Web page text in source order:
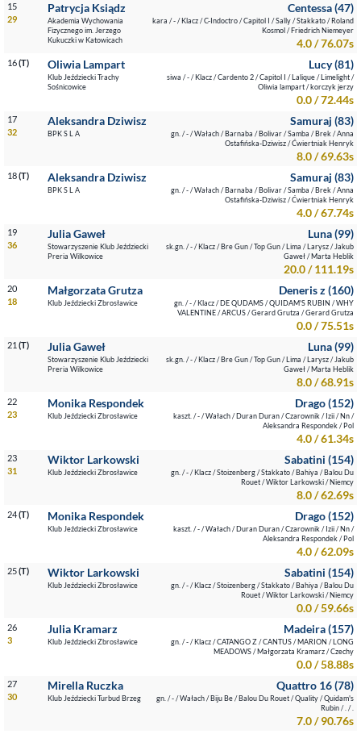
15
29
Patrycja Ksiądz
Akademia Wychowania
Fizycznego im. Jerzego
Kukuczki w Katowicach
Centessa (47)
kara / - / Klacz / C-Indoctro / Capitol I / Sally / Stakkato / Roland
Kosmol / Friedrich Niemeyer
4.0 / 76.07s
16(T) Oliwia Lampart
Klub Jeździecki Trachy
Sośnicowice
Lucy (81)
siwa / - / Klacz / Cardento 2 / Capitol I / Lalique / Limelight /
Oliwia lampart / korczyk jerzy
0.0 / 72.44s
17
32
Aleksandra Dziwisz
BPK S L A
Samuraj (83)
gn. / - / Wałach / Barnaba / Bolivar / Samba / Brek / Anna
Ostafińska-Dziwisz / Ćwiertniak Henryk
8.0 / 69.63s
18(T) Aleksandra Dziwisz
BPK S L A
Samuraj (83)
gn. / - / Wałach / Barnaba / Bolivar / Samba / Brek / Anna
Ostafińska-Dziwisz / Ćwiertniak Henryk
4.0 / 67.74s
19
36
Julia Gaweł
Stowarzyszenie Klub Jeździecki
Preria Wilkowice
Luna (99)
sk.gn. / - / Klacz / Bre Gun / Top Gun / Lima / Larysz / Jakub
Gaweł / Marta Heblik
20.0 / 111.19s
20
18
Małgorzata Grutza
Klub Jeździecki Zbrosławice
Deneris z (160)
gn. / - / Klacz / DE QUDAMS / QUIDAM'S RUBIN / WHY
VALENTINE / ARCUS / Gerard Grutza / Gerard Grutza
0.0 / 75.51s
21 (T) Julia Gaweł
Stowarzyszenie Klub Jeździecki
Preria Wilkowice
Luna (99)
sk.gn. / - / Klacz / Bre Gun / Top Gun / Lima / Larysz / Jakub
Gaweł / Marta Heblik
8.0 / 68.91s
22
23
Monika Respondek
Klub Jeździecki Zbrosławice
Drago (152)
kaszt. / - / Wałach / Duran Duran / Czarownik / Izii / Nn /
Aleksandra Respondek / Pol
4.0 / 61.34s
23
31
Wiktor Larkowski
Klub Jeździecki Zbrosławice
Sabatini (154)
gn. / - / Klacz / Stoizenberg / Stakkato / Bahiya / Balou Du
Rouet / Wiktor Larkowski / Niemcy
8.0 / 62.69s
24(T) Monika Respondek
Klub Jeździecki Zbrosławice
Drago (152)
kaszt. / - / Wałach / Duran Duran / Czarownik / Izii / Nn /
Aleksandra Respondek / Pol
4.0 / 62.09s
25(T) Wiktor Larkowski
Klub Jeździecki Zbrosławice
Sabatini (154)
gn. / - / Klacz / Stoizenberg / Stakkato / Bahiya / Balou Du
Rouet / Wiktor Larkowski / Niemcy
0.0 / 59.66s
26
3
Julia Kramarz
Klub Jeździecki Zbrosławice
Madeira (157)
gn. / - / Klacz / CATANGO Z / CANTUS / MARION / LONG
MEADOWS / Małgorzata Kramarz / Czechy
0.0 / 58.88s
27
30
Mirella Ruczka
Klub Jeździecki Turbud Brzeg
Quattro 16 (78)
gn. / - / Wałach / Biju Be / Balou Du Rouet / Quality / Quidam's
Rubin / . / .
7.0 / 90.76s